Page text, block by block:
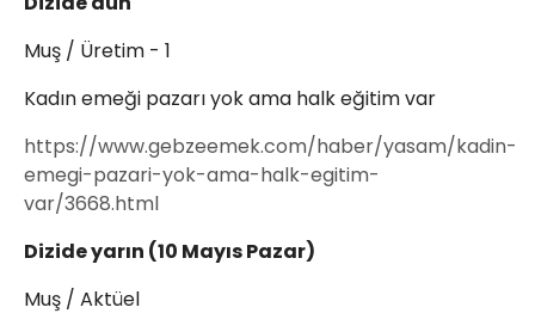
Muş / Üretim - 1
Kadın emeği pazarı yok ama halk eğitim var
https://www.gebzeemek.com/haber/yasam/kadin-
emegi-pazari-yok-ama-halk-egitim-
var/3668.html
Dizide yarın (10 Mayıs Pazar)
Muş / Aktüel